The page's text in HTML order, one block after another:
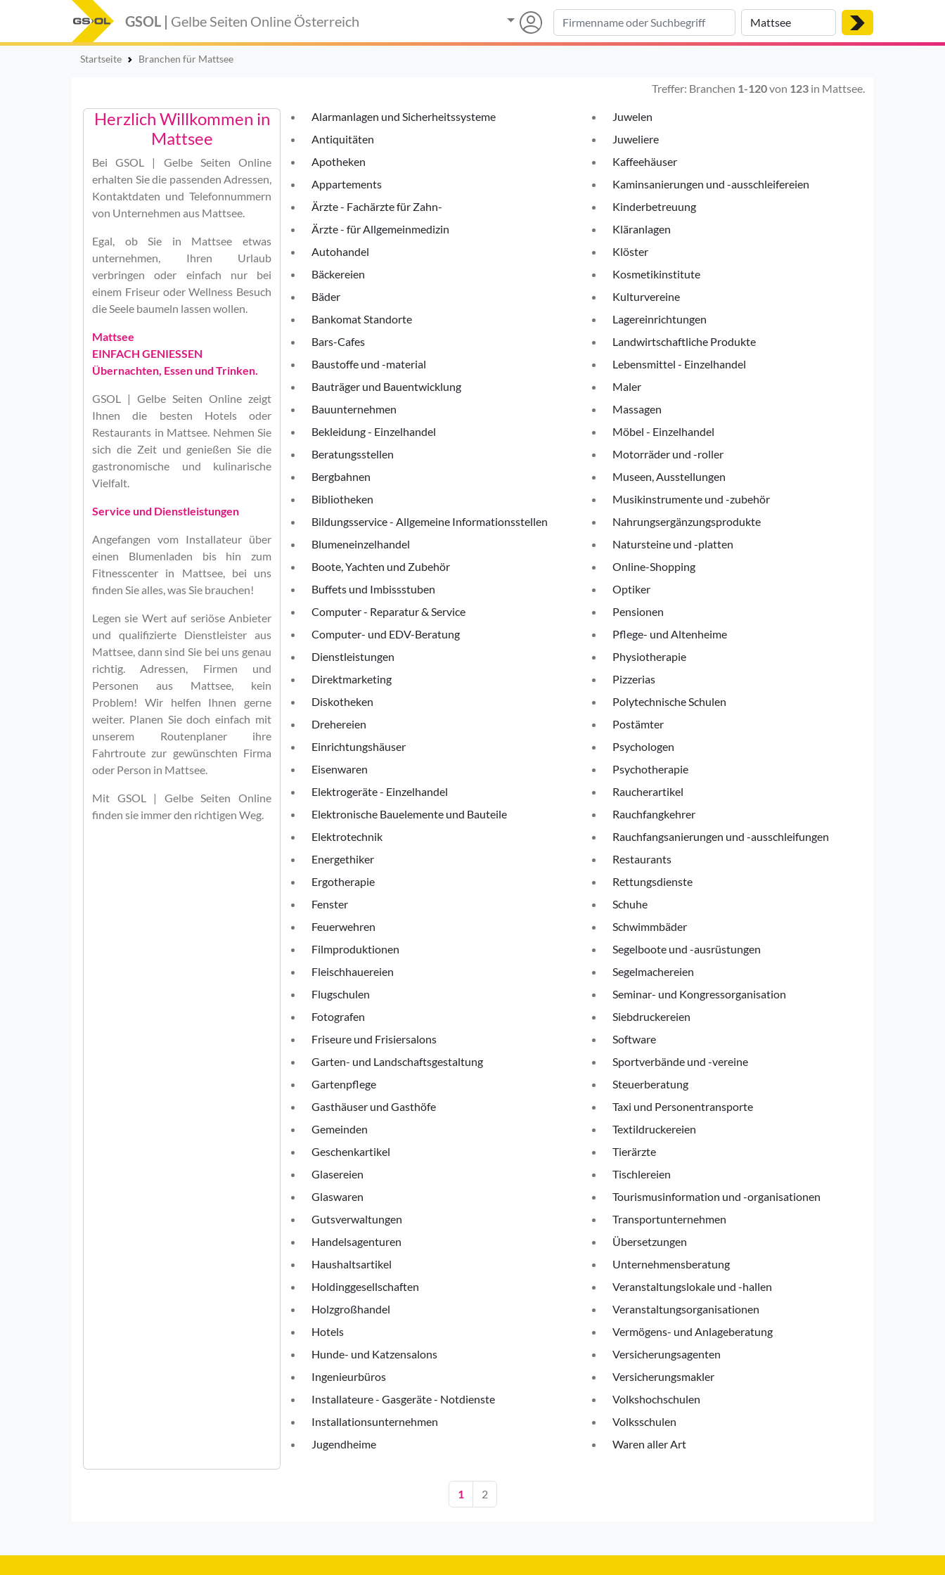
GSOL | Gelbe Seiten Online Österreich
Startseite Branchen für Mattsee
Treffer: Branchen 1-120von 123 in Mattsee.
Herzlich Willkommen in
Mattsee
BeiGSOL | Gelbe Seiten Online
erhalten Sie die passenden Adressen,
Kontaktdaten und Telefonnummern
von Unternehmen aus Mattsee.
Egal, ob Sie in Mattsee etwas
unternehmen, Ihren Urlaub
verbringen oder einfach nur bei
einem Friseur oder Wellness Besuch
die Seele baumeln lassen wollen.
Mattsee
EINFACH GENIESSEN
Übernachten, Essen und Trinken.
GSOL | Gelbe Seiten Online zeigt
Ihnen die besten Hotels oder
Restaurants in Mattsee. Nehmen Sie
sich die Zeit und genießen Sie die
gastronomische und kulinarische
Vielfalt.
Service und Dienstleistungen
Angefangen vom Installateur über
einen Blumenladen bis hin zum
Fitnesscenter in Mattsee, bei uns
finden Sie alles, was Sie brauchen!
Legen sie Wert auf seriöse Anbieter
und qualifizierte Dienstleister aus
Mattsee, dann sind Sie bei uns genau
richtig. Adressen, Firmen und
Personen aus Mattsee, kein
Problem! Wir helfen Ihnen gerne
weiter. Planen Sie doch einfach mit
unserem Routenplaner ihre
Fahrtroute zur gewünschten Firma
oder Person in Mattsee.
Mit GSOL | Gelbe Seiten Online
finden sie immer den richtigen Weg.
Alarmanlagen und Sicherheitssysteme
Antiquitäten
Apotheken
Appartements
Ärzte - Fachärzte für Zahn-
Ärzte - für Allgemeinmedizin
Autohandel
Bäckereien
Bäder
Bankomat Standorte
Bars-Cafes
Baustoffe und -material
Bauträger und Bauentwicklung
Bauunternehmen
Bekleidung - Einzelhandel
Beratungsstellen
Bergbahnen
Bibliotheken
Bildungsservice - Allgemeine Informationsstellen
Blumeneinzelhandel
Boote, Yachten und Zubehör
Buffets und Imbissstuben
Computer - Reparatur & Service
Computer- und EDV-Beratung
Dienstleistungen
Direktmarketing
Diskotheken
Drehereien
Einrichtungshäuser
Eisenwaren
Elektrogeräte - Einzelhandel
Elektronische Bauelemente und Bauteile
Elektrotechnik
Energethiker
Ergotherapie
Fenster
Feuerwehren
Filmproduktionen
Fleischhauereien
Flugschulen
Fotografen
Friseure und Frisiersalons
Garten- und Landschaftsgestaltung
Gartenpflege
Gasthäuser und Gasthöfe
Gemeinden
Geschenkartikel
Glasereien
Glaswaren
Gutsverwaltungen
Handelsagenturen
Haushaltsartikel
Holdinggesellschaften
Holzgroßhandel
Hotels
Hunde- und Katzensalons
Ingenieurbüros
Installateure - Gasgeräte - Notdienste
Installationsunternehmen
Jugendheime
Juwelen
Juweliere
Kaffeehäuser
Kaminsanierungen und -ausschleifereien
Kinderbetreuung
Kläranlagen
Klöster
Kosmetikinstitute
Kulturvereine
Lagereinrichtungen
Landwirtschaftliche Produkte
Lebensmittel - Einzelhandel
Maler
Massagen
Möbel - Einzelhandel
Motorräder und -roller
Museen, Ausstellungen
Musikinstrumente und -zubehör
Nahrungsergänzungsprodukte
Natursteine und -platten
Online-Shopping
Optiker
Pensionen
Pflege- und Altenheime
Physiotherapie
Pizzerias
Polytechnische Schulen
Postämter
Psychologen
Psychotherapie
Raucherartikel
Rauchfangkehrer
Rauchfangsanierungen und -ausschleifungen
Restaurants
Rettungsdienste
Schuhe
Schwimmbäder
Segelboote und -ausrüstungen
Segelmachereien
Seminar- und Kongressorganisation
Siebdruckereien
Software
Sportverbände und -vereine
Steuerberatung
Taxi und Personentransporte
Textildruckereien
Tierärzte
Tischlereien
Tourismusinformation und -organisationen
Transportunternehmen
Übersetzungen
Unternehmensberatung
Veranstaltungslokale und -hallen
Veranstaltungsorganisationen
Vermögens- und Anlageberatung
Versicherungsagenten
Versicherungsmakler
Volkshochschulen
Volksschulen
Waren aller Art
1 2